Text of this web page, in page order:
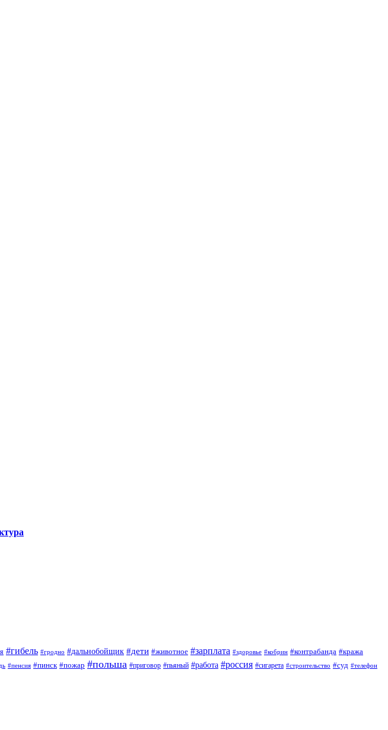
#гибель #гродно #дальнобойщик #дети #животное #зарплата #здоровье #кобрин #контрабанда #кража
#пенсия #пинск #пожар #польша #приговор #пьяный #работа #россия #сигарета #строительство #суд #телефон